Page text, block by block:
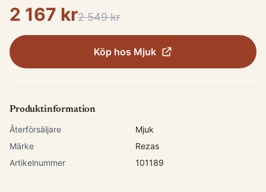
2 167 kr2 549 kr
Köp hos Mjuk
Produktinformation
Återförsäljare
Mjuk
Märke
Rezas
Artikelnummer
101189